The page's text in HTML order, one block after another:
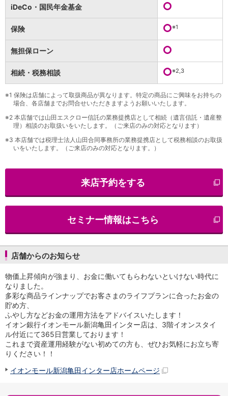
海外旅行保険
国内旅行傷害保険
スマホ保険
傷害保険
介護保険
カード
クレジットカード
デビットカード
インターネットバンキング
アプリ
イオン銀行アプリTOP
通帳アプリ
イオン銀行PayB
イオングループアプリ
支払・入金TOP
AEON Pay
自動入金サービス
スマホ決済アプリ
サービス
Myステージ
相続・税務のご相談
電子マネーWAON
セキュリティ
インボイス
その他サービス
手数料
金利
iDeCo・国民年金基金
保険 ※1
無担保ローン
相続・税務相談 ※2,3
※1 保険は店舗によって取扱商品が異なります。特定の商品にご興味をお持ちの
場合、各店舗までお問合せいただきますようお願いいたします。
※2 本店舗では山田エスクロー信託の業務提携店として相続（遺言信託・遺産整
理）相談のお取扱いをいたします。（ご来店のみの対応となります）
※3 本店舗では税理士法人山田合同事務所の業務提携店として税務相談のお取扱
いをいたします。（ご来店のみの対応となります。）
来店予約をする
セミナー情報はこちら
店舗からのお知らせ
物価上昇傾向が強まり、お金に働いてもらわないといけない時代に
なりました。
多彩な商品ラインナップでお客さまのライフプランに合ったお金の
貯め方、
ふやし方などお金の運用方法をアドバイスいたします！
イオン銀行イオンモール新潟亀田インター店は、3階イオンスタイ
ル付近にて365日営業しております！
これまで資産運用経験がない初めての方も、ぜひお気軽にお立ち寄
りください！！
イオンモール新潟亀田インター店ホームページ